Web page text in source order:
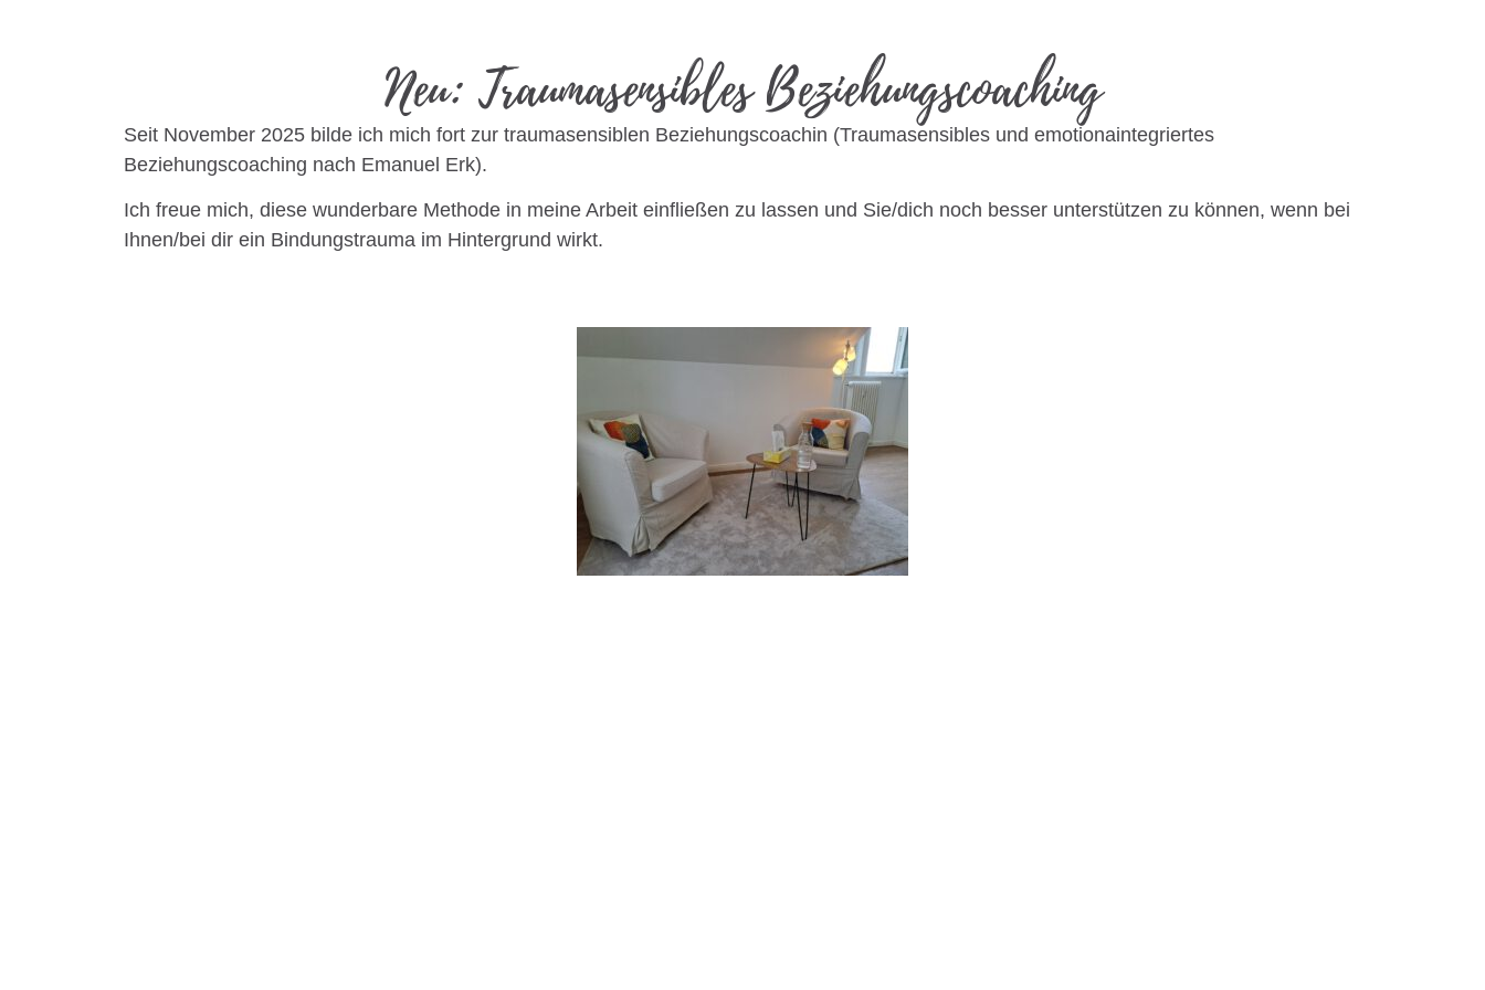
Neu: Traumasensibles Beziehungscoaching
Seit November 2025 bilde ich mich fort zur traumasensiblen Beziehungscoachin (Traumasensibles und emotionaintegriertes
Beziehungscoaching nach Emanuel Erk).
Ich freue mich, diese wunderbare Methode in meine Arbeit einfließen zu lassen und Sie/dich noch besser unterstützen zu können, wenn bei
Ihnen/bei dir ein Bindungstrauma im Hintergrund wirkt.